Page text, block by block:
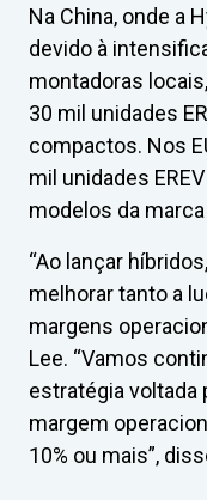
Na China, onde a
devido à
montadoras
30 mil unidades
compactos. Nos
mil unidades
modelos da
“Ao lançar
melhorar tanto a
margens
Lee. “Vamos
estratégia voltada
margem
10% ou mais”,